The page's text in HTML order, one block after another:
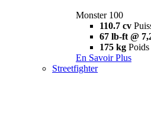
Monster 100
110.7 cv
67 lb-ft @
175 kg
En Savoir Plus
Streetfighter